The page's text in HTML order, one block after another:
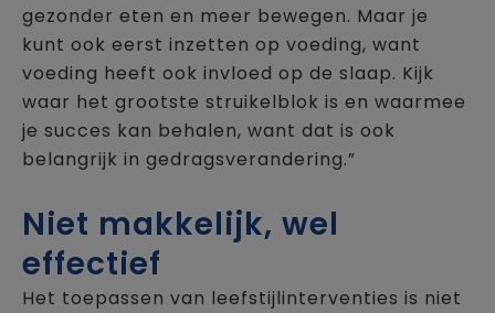
gezonder eten en meer bewegen. Maar je
kunt ook eerst inzetten op voeding, want
voeding heeft ook invloed op de slaap. Kijk
waar het grootste struikelblok is en waarmee
je succes kan behalen, want dat is ook
belangrijk in gedragsverandering.”
Niet makkelijk, wel
effectief
Het toepassen van leefstijlinterventies is niet